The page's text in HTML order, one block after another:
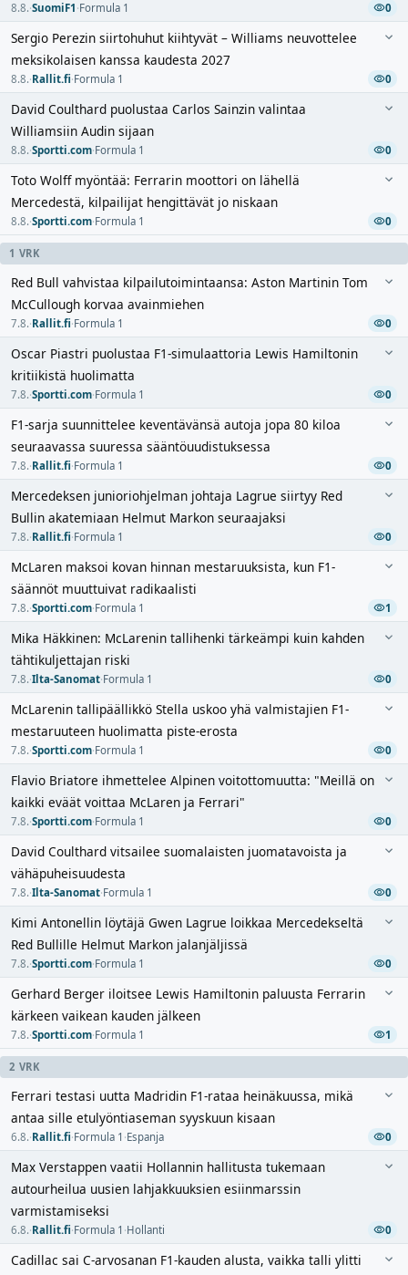
8.8.·SuomiF1 ·Formula 1 0
Sergio Perezin siirtohuhut kiihtyvät – Williams neuvottelee
meksikolaisen kanssa kaudesta 2027
8.8.·Rallit.fi·Formula 1 0
David Coulthard puolustaa Carlos Sainzin valintaa
Williamsiin Audin sijaan
8.8.·Sportti.com·Formula 1 0
Toto Wolff myöntää: Ferrarin moottori on lähellä
Mercedestä, kilpailijat hengittävät jo niskaan
8.8.·Sportti.com·Formula 1 0
1 VRK
Red Bull vahvistaa kilpailutoimintaansa: Aston Martinin Tom
McCullough korvaa avainmiehen
7.8.·Rallit.fi·Formula 1 0
Oscar Piastri puolustaa F1-simulaattoria Lewis Hamiltonin
kritiikistä huolimatta
7.8.·Sportti.com·Formula 1 0
F1-sarja suunnittelee keventävänsä autoja jopa 80 kiloa
seuraavassa suuressa sääntöuudistuksessa
7.8.·Rallit.fi·Formula 1 0
Mercedeksen junioriohjelman johtaja Lagrue siirtyy Red
Bullin akatemiaan Helmut Markon seuraajaksi
7.8.·Rallit.fi·Formula 1 0
McLaren maksoi kovan hinnan mestaruuksista, kun F1-
säännöt muuttuivat radikaalisti
7.8.·Sportti.com·Formula 1 1
Mika Häkkinen: McLarenin tallihenki tärkeämpi kuin kahden
tähtikuljettajan riski
7.8.·Ilta-Sanomat·Formula 1 0
McLarenin tallipäällikkö Stella uskoo yhä valmistajien F1-
mestaruuteen huolimatta piste-erosta
7.8.·Sportti.com·Formula 1 0
Flavio Briatore ihmettelee Alpinen voitottomuutta: "Meillä on
kaikki eväät voittaa McLaren ja Ferrari"
7.8.·Sportti.com·Formula 1 0
David Coulthard vitsailee suomalaisten juomatavoista ja
vähäpuheisuudesta
7.8.·Ilta-Sanomat·Formula 1 0
Kimi Antonellin löytäjä Gwen Lagrue loikkaa Mercedekseltä
Red Bullille Helmut Markon jalanjäljissä
7.8.·Sportti.com·Formula 1 0
Gerhard Berger iloitsee Lewis Hamiltonin paluusta Ferrarin
kärkeen vaikean kauden jälkeen
7.8.·Sportti.com·Formula 1 1
2 VRK
Ferrari testasi uutta Madridin F1-rataa heinäkuussa, mikä
antaa sille etulyöntiaseman syyskuun kisaan
6.8.·Rallit.fi·Formula 1 ·Espanja 0
Max Verstappen vaatii Hollannin hallitusta tukemaan
autourheilua uusien lahjakkuuksien esiinmarssin
varmistamiseksi
6.8.·Rallit.fi·Formula 1 ·Hollanti 0
Cadillac sai C-arvosanan F1-kauden alusta, vaikka talli ylitti